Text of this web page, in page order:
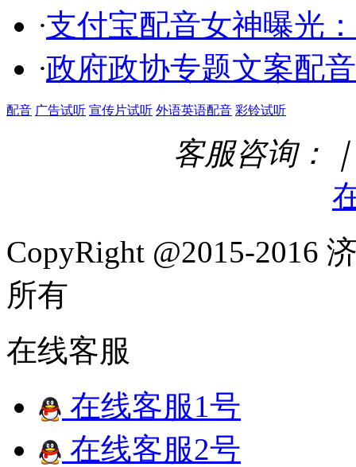
·支付宝配音女神曝光
·政府政协专题文案配
配音 广告试听 宣传片试听 外语英语配音 彩铃试听
客服咨询：
CopyRight @2015-2016
所有
在线客服
在线客服1号
在线客服2号